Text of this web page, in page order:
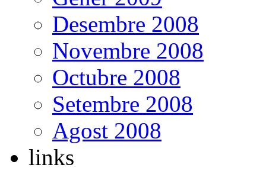
Desembre 2008
Novembre 2008
Octubre 2008
Setembre 2008
Agost 2008
links